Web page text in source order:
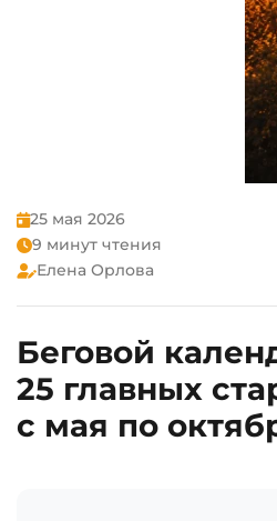
25 мая 2026
9 минут чтения
Елена Орлова
Беговой
25 главных
с мая по